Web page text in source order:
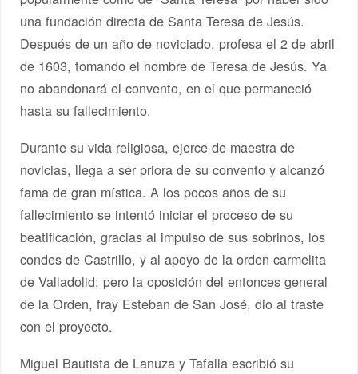
una fundación directa de Santa Teresa de Jesús.
Después de un año de noviciado, profesa el 2 de abril
de 1603, tomando el nombre de Teresa de Jesús. Ya
no abandonará el convento, en el que permaneció
hasta su fallecimiento.
Durante su vida religiosa, ejerce de maestra de
novicias, llega a ser priora de su convento y alcanzó
fama de gran mística. A los pocos años de su
fallecimiento se intentó iniciar el proceso de su
beatificación, gracias al impulso de sus sobrinos, los
condes de Castrillo, y al apoyo de la orden carmelita
de Valladolid; pero la oposición del entonces general
de la Orden, fray Esteban de San José, dio al traste
con el proyecto.
Miguel Bautista de Lanuza y Tafalla escribió su